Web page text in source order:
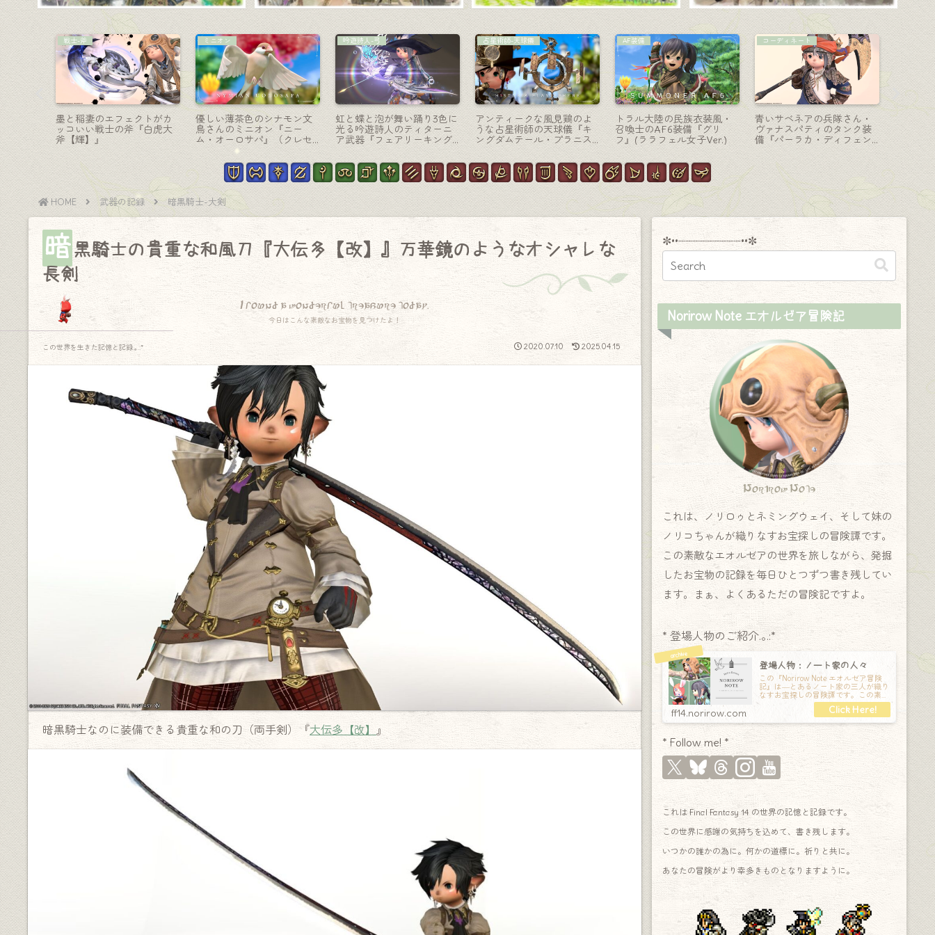
ラフェ
ナイト-剣盾
ナイトのAF4武器・羽根が
広がる変形盾と勇者の剣
『セクエンス＆スリヴァー
コーディネート
【ミラプリ】「トライヨラ
の騎士様」- ケーツハリーデ
ィフェンダー装備アレンジ
コーデ
リーパー-大鎌
クラシックなエンジン搭載
リーパー武器・バブイルの
塔の大鎌『インペリアル・
マジテックウォーサイズ』
ミニオン
リスの親戚？滑空する可愛
い小型哺乳類のミニオン
『モモンガ』
占星術師-天球儀
【総集編】占星術師のアニ
マウェポン (AW) 全段階８
種類の見た目のまとめ！
コーディネート
【ミラプリ】黄色いスカー
フの「戦うコックさん？」
調理師AF装備 MIX アレンジ
コーデ
虹とシ
HOME 武器の記録 暗黒騎士-大剣
暗黒騎士の貴重な和風刀『大伝多【改】』万華鏡のようなオシャレな
長剣
I found a wonderful treasure today.
今日はこんな素敵なお宝物を見つけたよ！
2020.07.10 2025.04.15
この世界を生きた記憶と記録.｡.:*
暗黒騎士なのに装備できる貴重な和の刀（両手剣）『大伝多【改】 』
✼••┈┈┈┈┈┈┈┈┈••✼
Norirow Note エオルゼア冒険記
Norirow Note
これは、ノリロゥとネミングウェイ、そして妹の
ノリコちゃんが織りなすお宝探しの冒険譚です。
この素敵なエオルゼアの世界を旅しながら、発掘
したお宝物の記録を毎日ひとつずつ書き残してい
ます。まぁ、よくあるただの冒険記ですよ。
* 登場人物のご紹介.｡.:*
登場人物：ノート家の人々
この『Norirow Note エオルゼア冒険
記』は―とあるノート家の三人が織り
なすお宝探しの冒険譚です。この素敵
な Final Fantasy XIV の世界を旅しな
ff14.norirow.com
* Follow me! *
これは Final Fantasy 14 の世界の記憶と記録です。
この世界に感謝の気持ちを込めて、書き残します。
いつかの誰かの為に。何かの道標に。祈りと共に。
あなたの冒険がより幸多きものとなりますように。